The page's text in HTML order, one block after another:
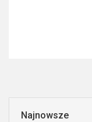
Najnowsze